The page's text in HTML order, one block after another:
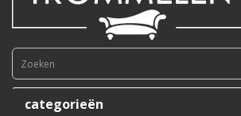
categorieën